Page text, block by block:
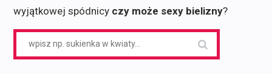
wyjątkowej spódnicy czy może sexy bielizny?